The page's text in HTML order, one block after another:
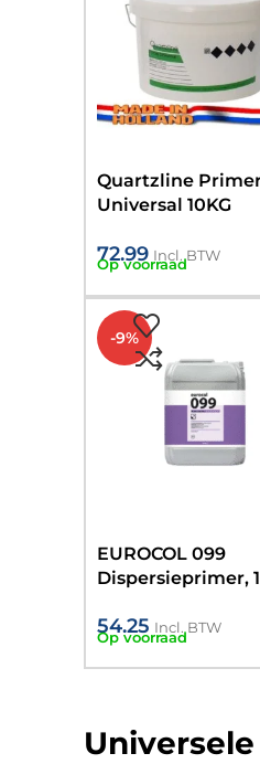
Quartzline
Universal 10KG
72.99 Incl. BTW
Op voorraad
-9%
EUROCOL 099
Dispersieprimer,
54.25 Incl. BTW
Op voorraad